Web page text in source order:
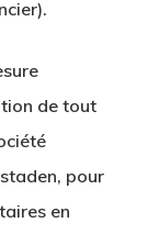
de tout
pour
en